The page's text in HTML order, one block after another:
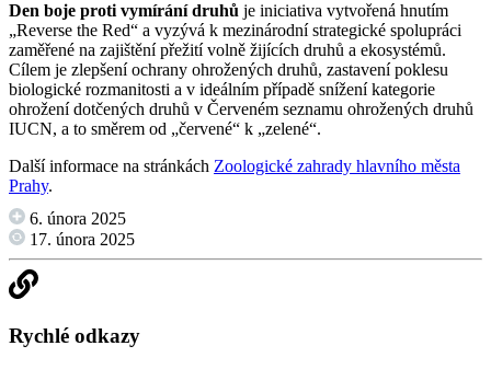
Den boje proti vymírání druhů je iniciativa vytvořená hnutím
„Reverse the Red“ a vyzývá k mezinárodní strategické spolupráci
zaměřené na zajištění přežití volně žijících druhů a ekosystémů.
Cílem je zlepšení ochrany ohrožených druhů, zastavení poklesu
biologické rozmanitosti a v ideálním případě snížení kategorie
ohrožení dotčených druhů v Červeném seznamu ohrožených druhů
IUCN, a to směrem od „červené“ k „zelené“.
Další informace na stránkách Zoologické zahrady hlavního města
Prahy.
6. února 2025
17. února 2025
Rychlé odkazy